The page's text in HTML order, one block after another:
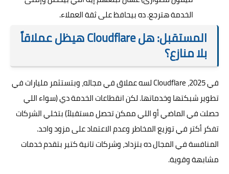
الخدمة هترجع. ده بيحافظ على ثقة العملاء.
المستقبل: هل Cloudflare هيظل عملاقاً
بلا منازع؟
في 2025، Cloudflare لسه عملاق في مجاله، وبتستثمر مليارات في
تطوير شبكتها وخدماتها. لكن انقطاعات الخدمة دي (سواء اللي
حصلت في الماضي أو اللي ممكن تحصل مستقبلاً) بتخلي الشركات
تفكر أكتر في توزيع المخاطر وعدم الاعتماد على مزود واحد.
المنافسة في المجال ده بتزداد، وشركات تانية كتير بتقدم خدمات
مشابهة وقوية.